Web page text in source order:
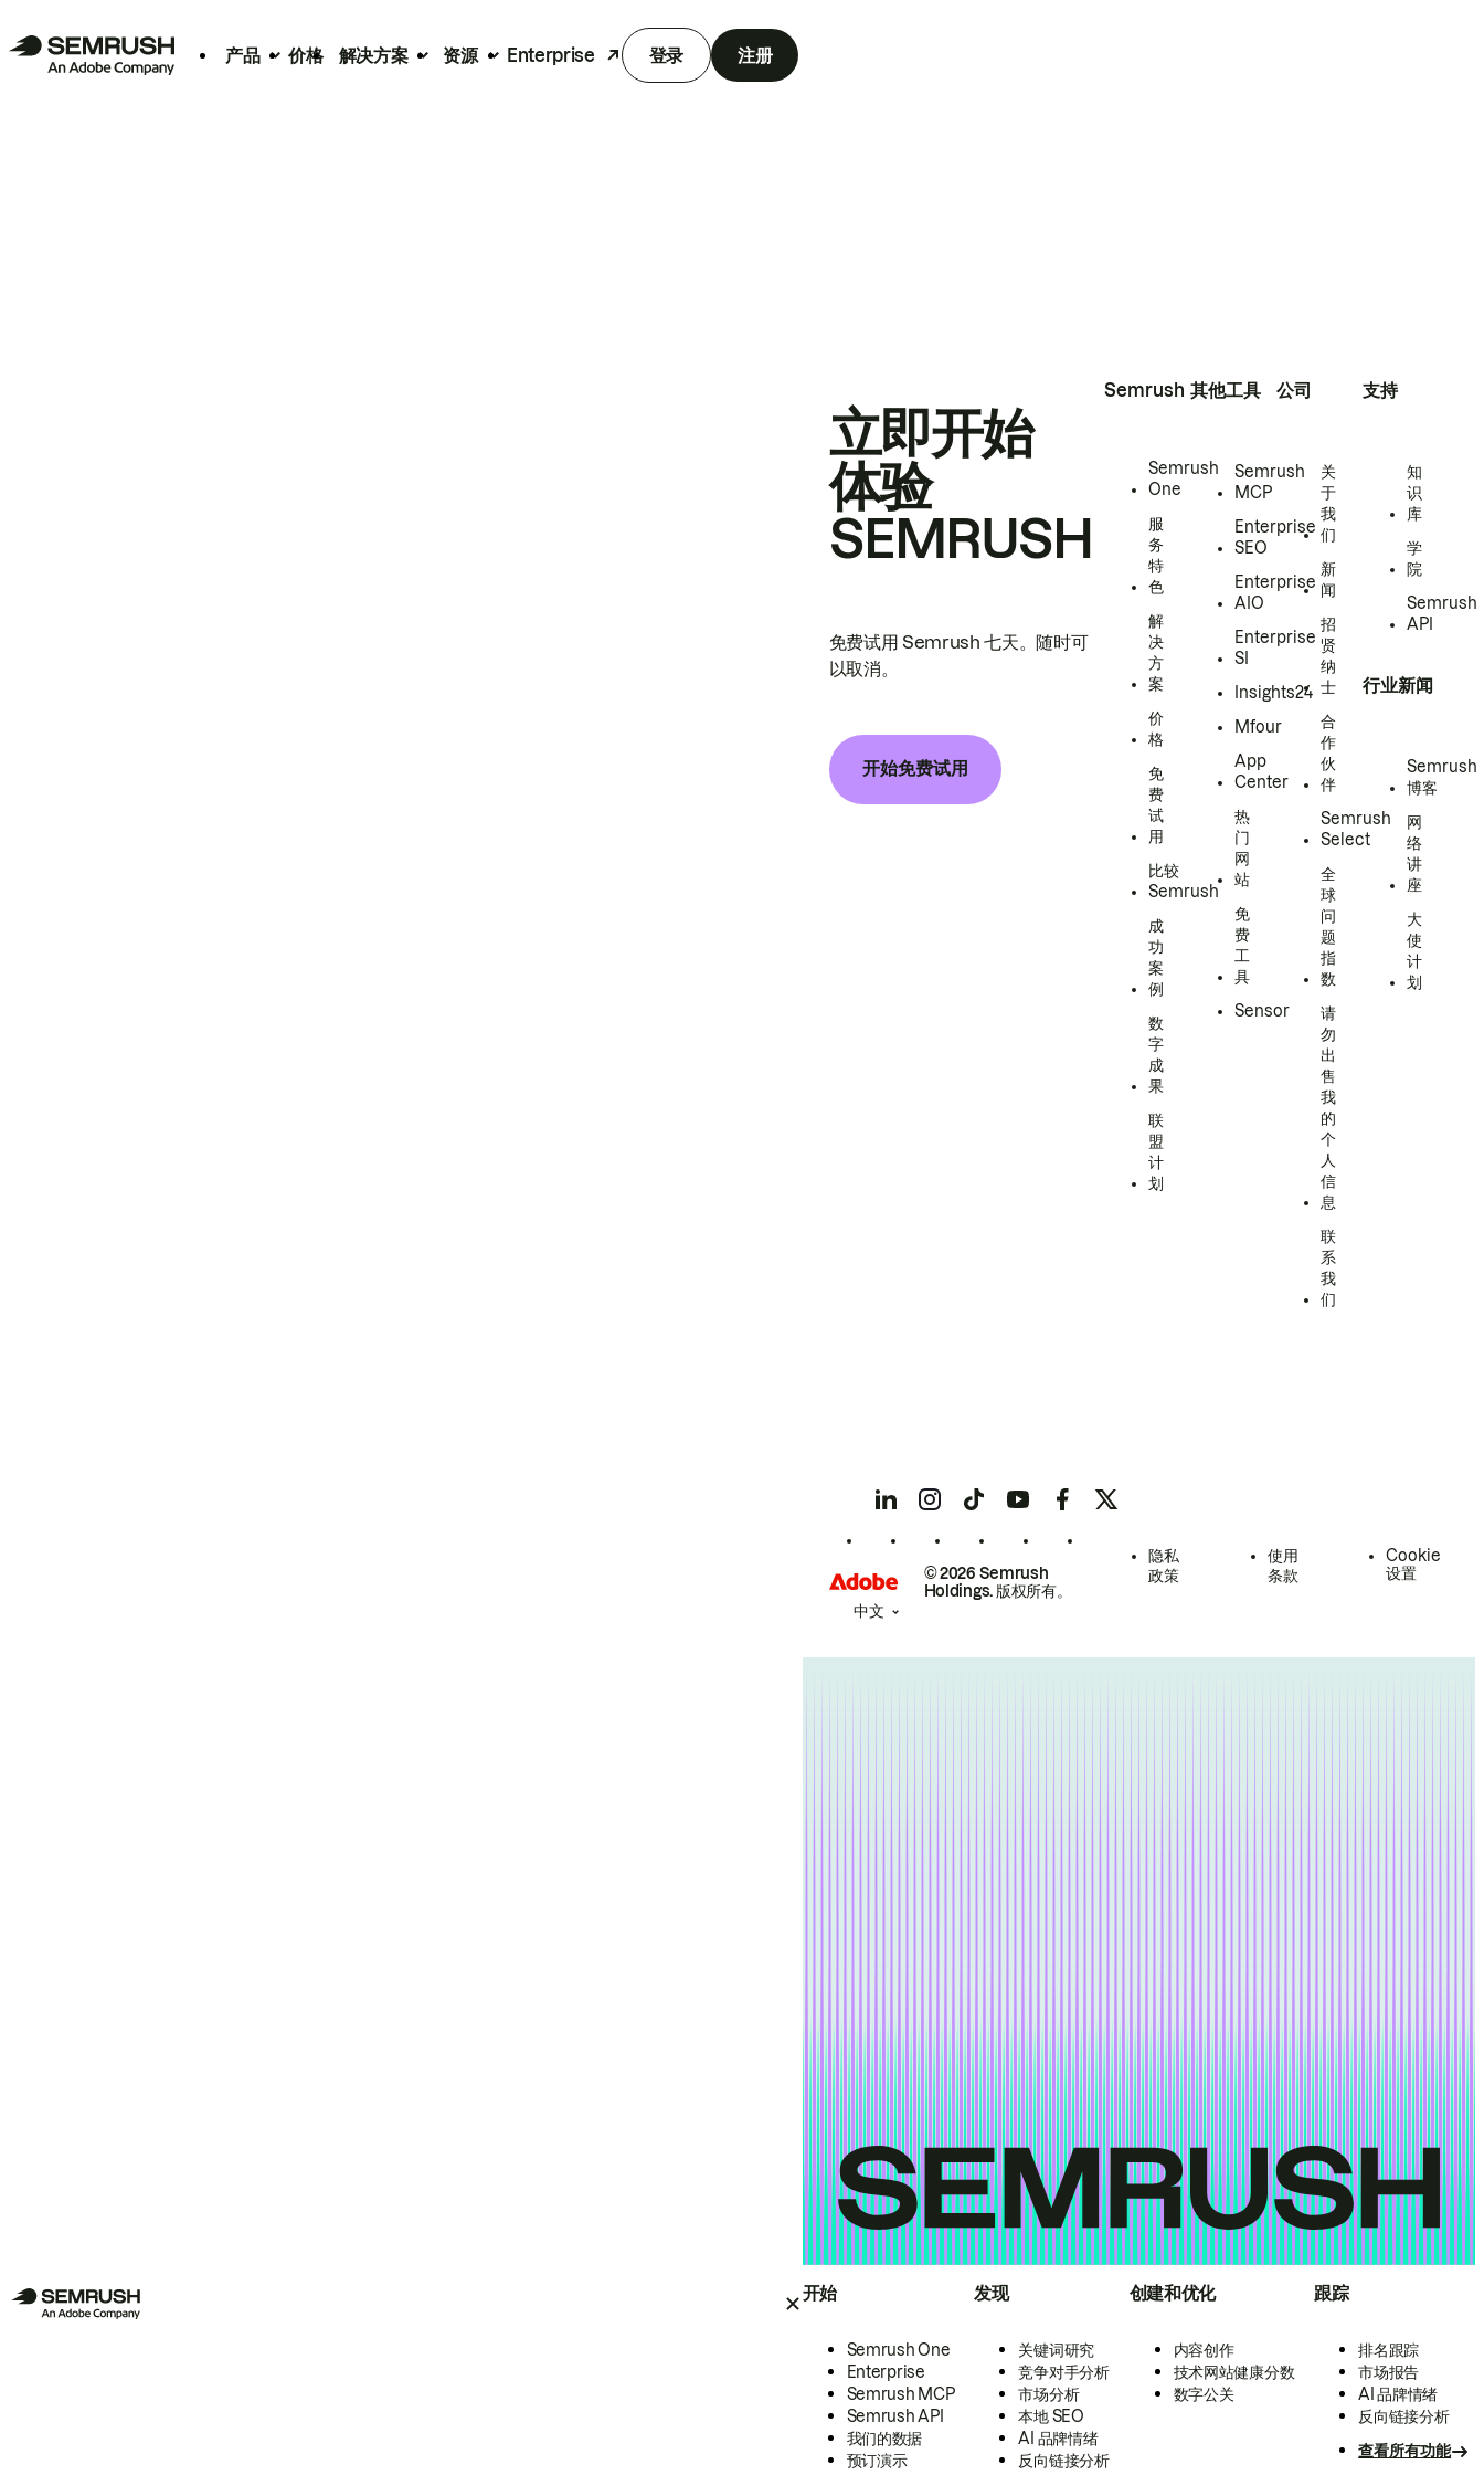
产品 价格 解决方案 资源 Enterprise 登录 注册
开始
Semrush One
Enterprise
Semrush MCP
Semrush API
我们的数据
预订演示
发现
关键词研究
竞争对手分析
市场分析
本地 SEO
AI 品牌情绪
反向链接分析
创建和优化
内容创作
技术网站健康分数
数字公关
跟踪
排名跟踪
市场报告
AI 品牌情绪
反向链接分析
查看所有功能
立即开始
体验
SEMRUSH
免费试用 Semrush 七天。随时可
以取消。
开始免费试用
Semrush
Semrush
One
服
务
特
色
解
决
方
案
价
格
免
费
试
用
比较
Semrush
成
功
案
例
数
字
成
果
联
盟
计
划
其他工具
Semrush
MCP
Enterprise
SEO
Enterprise
AIO
Enterprise
SI
Insights24
Mfour
App
Center
热
门
网
站
免
费
工
具
Sensor
公司
关
于
我
们
新
闻
招
贤
纳
士
合
作
伙
伴
Semrush
Select
全
球
问
题
指
数
请
勿
出
售
我
的
个
人
信
息
联
系
我
们
支持
知
识
库
学
院
Semrush
API
行业新闻
Semrush
博客
网
络
讲
座
大
使
计
划
© 2026 Semrush
Holdings. 版权所有。
隐私
政策
使用
条款
Cookie
设置
中文